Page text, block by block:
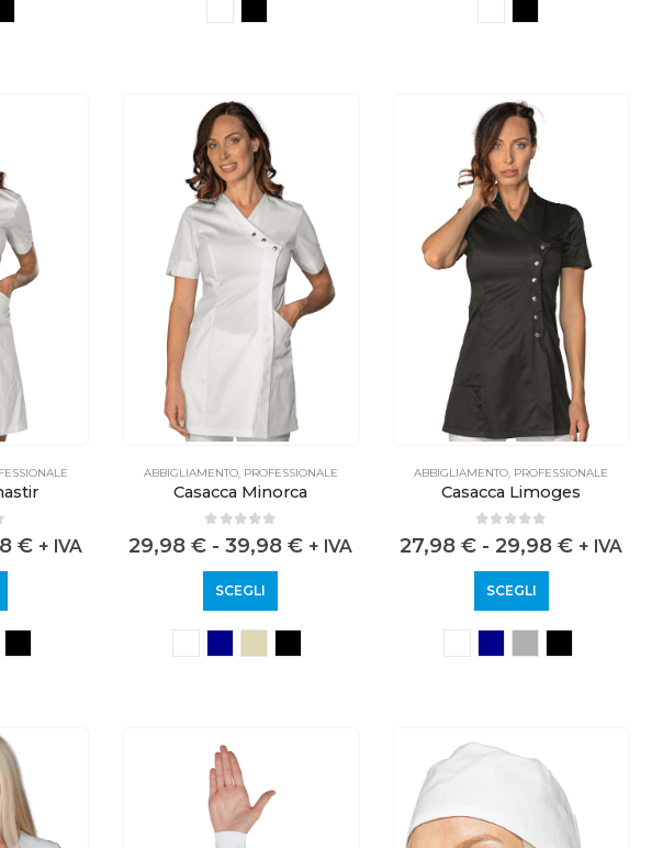
5€ + IVA
ABBIGLIAMENTO, PROFESSIONALE
Casacca Minorca
out of 5
29,98€ - 39,98€ + IVA
SCEGLI
ABBIGLIAMENTO PROFESSIONALE
Casacca Limoges
out of 5
27,98€ - 29,98€ + IVA
SCEGLI